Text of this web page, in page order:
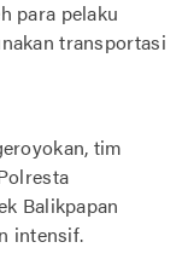
para pelaku
transportasi
tim
Balikpapan
intensif.